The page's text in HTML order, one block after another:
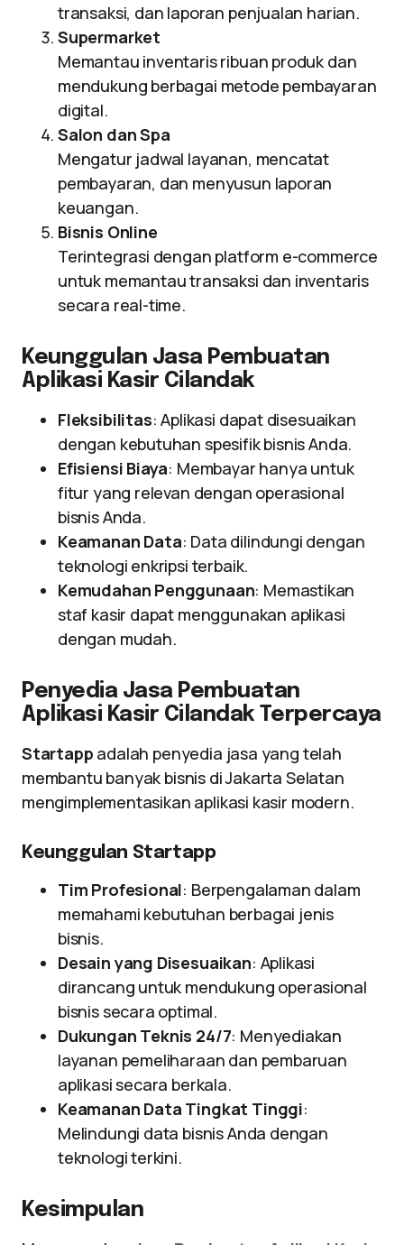
transaksi, dan laporan penjualan harian.
Supermarket
Memantau inventaris ribuan produk dan
mendukung berbagai metode pembayaran
digital.
Salon dan Spa
Mengatur jadwal layanan, mencatat
pembayaran, dan menyusun laporan
keuangan.
Bisnis Online
Terintegrasi dengan platform e-commerce
untuk memantau transaksi dan inventaris
secara real-time.
Keunggulan Jasa Pembuatan
Aplikasi Kasir Cilandak
Fleksibilitas: Aplikasi dapat disesuaikan
dengan kebutuhan spesifik bisnis Anda.
Efisiensi Biaya: Membayar hanya untuk
fitur yang relevan dengan operasional
bisnis Anda.
Keamanan Data: Data dilindungi dengan
teknologi enkripsi terbaik.
Kemudahan Penggunaan: Memastikan
staf kasir dapat menggunakan aplikasi
dengan mudah.
Penyedia Jasa Pembuatan
Aplikasi Kasir Cilandak Terpercaya
Startapp adalah penyedia jasa yang telah
membantu banyak bisnis di Jakarta Selatan
mengimplementasikan aplikasi kasir modern.
Keunggulan Startapp
Tim Profesional: Berpengalaman dalam
memahami kebutuhan berbagai jenis
bisnis.
Desain yang Disesuaikan: Aplikasi
dirancang untuk mendukung operasional
bisnis secara optimal.
Dukungan Teknis 24/7: Menyediakan
layanan pemeliharaan dan pembaruan
aplikasi secara berkala.
Keamanan Data Tingkat Tinggi:
Melindungi data bisnis Anda dengan
teknologi terkini.
Kesimpulan